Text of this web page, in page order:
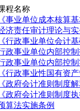
程名称
《事业单位成本核算
济责任审计理论与
《行政事业单位会计
政事业单位内部控
政事业单位内部控
《行政事业性国有资
《政府会计准则制度
《政府会计准则制度
算法实施条例